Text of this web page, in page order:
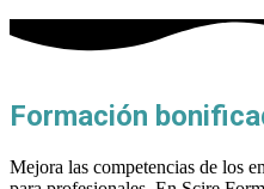
Formación
Mejora las competencias de los